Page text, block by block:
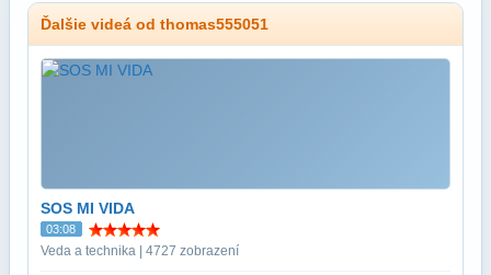
Ďalšie videá od thomas555051
SOS MI VIDA
03:08
Veda a technika | 4727 zobrazení